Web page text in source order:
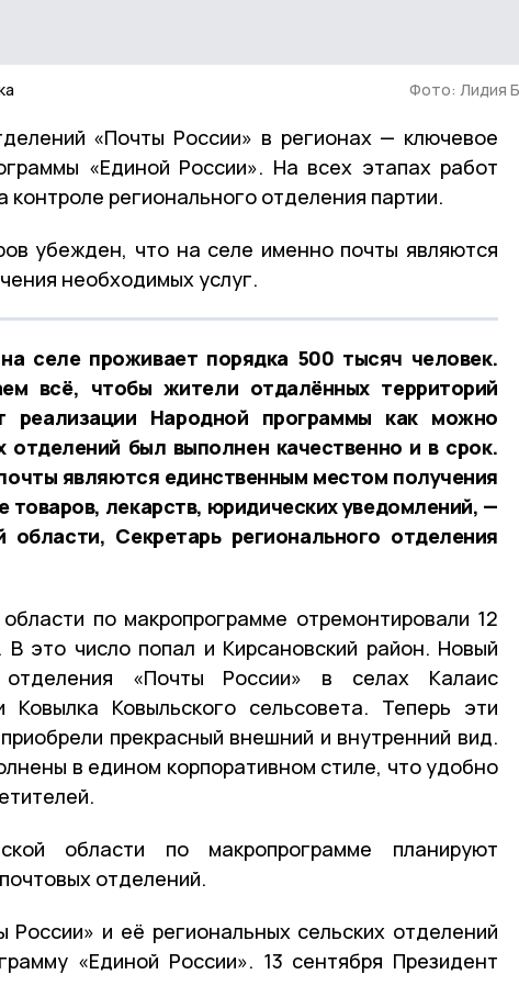
Фото: Лидия
«Почты России» в регионах — ключевое
«Единой России». На всех этапах работ
контроле регионального отделения партии.
убежден, что на селе именно почты являются
необходимых услуг.
селе проживает порядка 500 тысяч человек.
всё, чтобы жители отдалённых территорий
реализации Народной программы как можно
отделений был выполнен качественно и в срок.
являются единственным местом получения
товаров, лекарств, юридических уведомлений, —
области, Секретарь регионального отделения
по макропрограмме отремонтировали 12
В это число попал и Кирсановский район. Новый
«Почты России» в селах Калаис
Ковылка Ковыльского сельсовета. Теперь эти
прекрасный внешний и внутренний вид.
в едином корпоративном стиле, что удобно
области по макропрограмме планируют
отделений.
России» и её региональных сельских отделений
«Единой России». 13 сентября Президент